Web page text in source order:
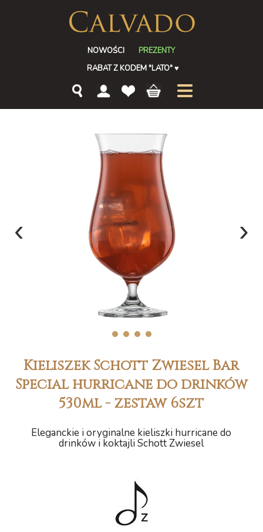
NOWOŚCI
PREZENTY
RABAT Z KODEM "LATO"♥
‹ ›
1 2 3 4
Kieliszek Schott Zwiesel Bar
Special hurricane do drinków
530ml - zestaw 6szt
Eleganckie i oryginalne kieliszki hurricane do
drinków i koktajli Schott Zwiesel